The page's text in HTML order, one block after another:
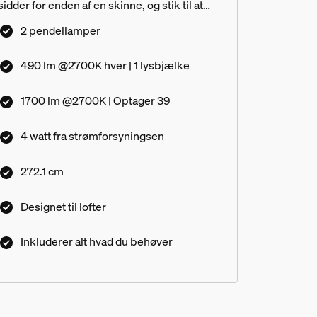
for enden af en skinne, og stik til at
en lige linje.
2 pendellamper
490 lm @2700K hver | 1 lysbjælke
1700 lm @2700K | Optager 39
4 watt fra strømforsyningsen
272.1 cm
Designet til lofter
Inkluderer alt hvad du behøver